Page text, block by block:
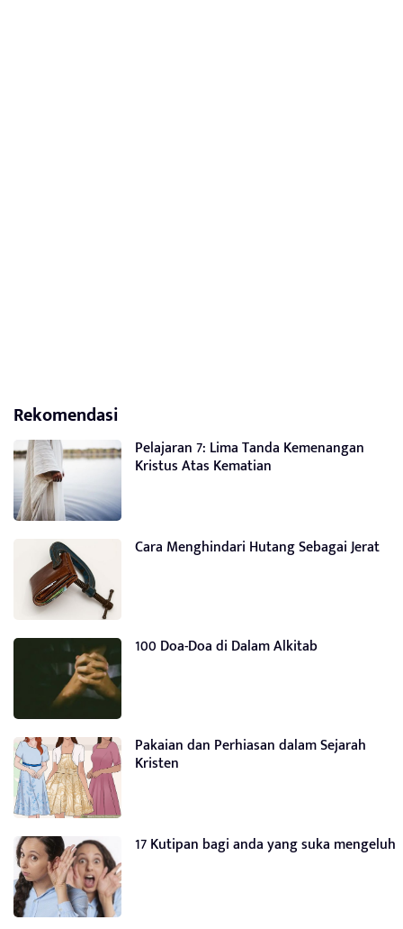
Rekomendasi
Pelajaran 7: Lima Tanda Kemenangan
Kristus Atas Kematian
Cara Menghindari Hutang Sebagai Jerat
100 Doa-Doa di Dalam Alkitab
Pakaian dan Perhiasan dalam Sejarah
Kristen
17 Kutipan bagi anda yang suka mengeluh